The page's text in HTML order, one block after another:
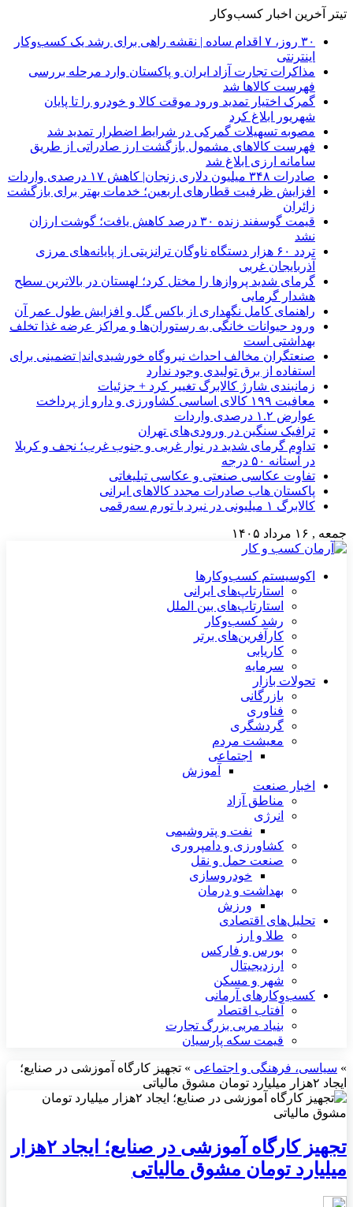
تیتر آخرین اخبار کسب‌وکار
۳۰ روز، ۷ اقدام ساده | نقشه راهی برای رشد یک کسب‌وکار
اینترنتی
مذاکرات تجارت آزاد ایران و پاکستان وارد مرحله بررسی
فهرست کالاها شد
گمرک اختیار تمدید ورود موقت کالا و خودرو را تا پایان
شهریور ابلاغ کرد
مصوبه تسهیلات گمرکی در شرایط اضطرار تمدید شد
فهرست کالاهای مشمول بازگشت ارز صادراتی از طریق
سامانه ارزی ابلاغ شد
صادرات ۳۴۸ میلیون دلاری زنجان| ‌کاهش ۱۷ درصدی واردات
افزایش ظرفیت قطارهای اربعین؛ خدمات بهتر برای بازگشت
زائران
قیمت گوسفند زنده ۳۰ درصد کاهش یافت؛ گوشت ارزان
نشد
تردد ۶۰ هزار دستگاه ناوگان ترانزیتی از پایانه‌های مرزی
آذربایجان ‌غربی
گرمای شدید پروازها را مختل کرد؛ لهستان در بالاترین سطح
هشدار گرمایی
راهنمای کامل نگهداری از باکس گل و افزایش طول عمر آن
ورود حیوانات خانگی به رستوران‌ها و مراکز عرضه غذا تخلف
بهداشتی است
صنعتگران مخالف احداث نیروگاه خورشیدی‌اند| تضمینی برای
استفاده از برق تولیدی وجود ندارد
زمانبندی شارژ کالابرگ تغییر کرد + جزئیات
معافیت ۱۹۹ کالای اساسی کشاورزی و دارو از پرداخت
عوارض ۱.۲ درصدی واردات
ترافیک سنگین در ورودی‌های تهران
تداوم گرمای شدید در نوار غربی و جنوب غرب؛ نجف و کربلا
در آستانه ۵۰ درجه
تفاوت عکاسی صنعتی و عکاسی تبلیغاتی
پاکستان هاب صادرات مجدد کالاهای ایرانی
کالابرگ ۱ میلیونی در نبرد با تورم سه‌رقمی
جمعه , ۱۶ مرداد ۱۴۰۵
اکوسیستم کسب‌وکارها
استارتاپ‌های ایرانی
استارتاپ‌های بین الملل
رشد کسب‌وکار
کارآفرین‌های برتر
کاریابی
سرمایه
تحولات بازار
بازرگانی
فناوری
گردشگری
معیشت مردم
اجتماعی
آموزش
اخبار صنعت
مناطق آزاد
انرژی
نفت و پتروشیمی
کشاورزی و دامپروری
صنعت حمل و نقل
خودروسازی
بهداشت و درمان
ورزش
تحلیل‌های اقتصادی
طلا و ارز
بورس و فارکس
ارزدیجیتال
شهر و مسکن
کسب‌وکارهای آرمانی
آفتاب اقتصاد
بنیاد مربی بزرگ تجارت
قیمت سکه پارسیان
» سیاسی، فرهنگی و اجتماعی » تجهیز کارگاه آموزشی در صنایع؛
ایجاد ۲هزار میلیارد تومان مشوق مالیاتی
تجهیز کارگاه آموزشی در صنایع؛ ایجاد ۲هزار
میلیارد تومان مشوق مالیاتی